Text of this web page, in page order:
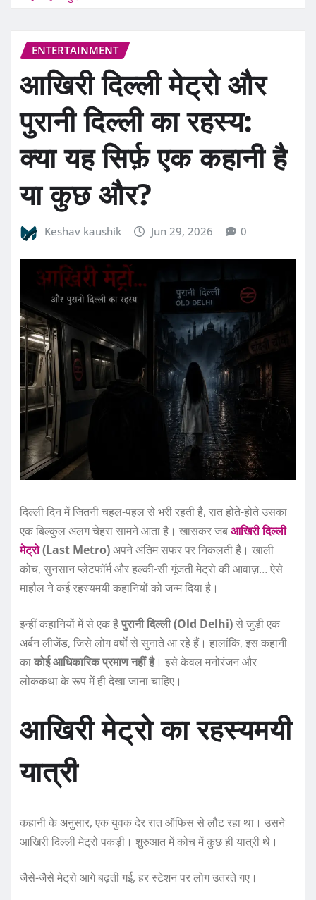
ENTERTAINMENT
आखिरी दिल्ली मेट्रो और
पुरानी दिल्ली का रहस्य:
क्या यह सिर्फ़ एक कहानी है
या कुछ और?
Keshav kaushik Jun 29, 2026 0
दिल्ली दिन में जितनी चहल-पहल से भरी रहती है, रात होते-होते उसका
एक बिल्कुल अलग चेहरा सामने आता है। खासकर जबआखिरी दिल्ली
मेट्रो(Last Metro)अपने अंतिम सफर पर निकलती है। खाली
कोच, सुनसान प्लेटफॉर्म और हल्की-सी गूंजती मेट्रो की आवाज़… ऐसे
माहौल ने कई रहस्यमयी कहानियों को जन्म दिया है।
इन्हीं कहानियों में से एक हैपुरानी दिल्ली (Old Delhi)से जुड़ी एक
अर्बन लीजेंड, जिसे लोग वर्षों से सुनाते आ रहे हैं। हालांकि, इस कहानी
काकोई आधिकारिक प्रमाण नहीं है। इसे केवल मनोरंजन और
लोककथा के रूप में ही देखा जाना चाहिए।
आखिरी मेट्रो का रहस्यमयी
यात्री
कहानी के अनुसार, एक युवक देर रात ऑफिस से लौट रहा था। उसने
आखिरी दिल्ली मेट्रो पकड़ी। शुरुआत में कोच में कुछ ही यात्री थे।
जैसे-जैसे मेट्रो आगे बढ़ती गई, हर स्टेशन पर लोग उतरते गए।